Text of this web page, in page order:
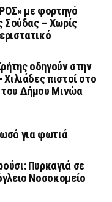
με φορτηγό
Σούδας – Χωρίς
οδηγούν στην
πιστοί στο
Δήμου Μινώα
για φωτιά
Πυρκαγιά σε
Νοσοκομείο